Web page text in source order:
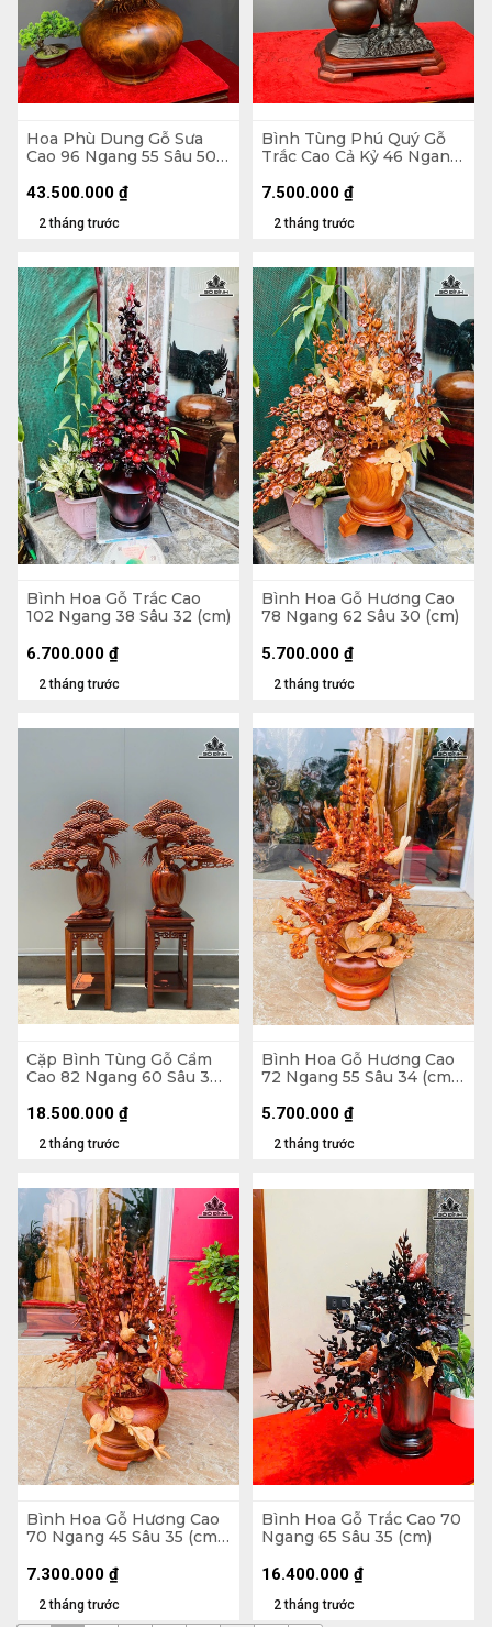
Hoa Phù Dung Gỗ Sưa
Cao 96 Ngang 55 Sâu 50
43 (cm)
2 tháng trước
43.500.000 ₫
Bình Tùng Phú Quý Gỗ
Trắc Cao Cả Kỷ 46 Ngang
4 - Đường Kính 12 (cm)
2 tháng trước
7.500.000 ₫
Bình Hoa Gỗ Trắc Cao
102 Ngang 38 Sâu 32 (cm)
2 tháng trước
6.700.000 ₫
Bình Hoa Gỗ Hương Cao
78 Ngang 62 Sâu 30 (cm)
2 tháng trước
5.700.000 ₫
Cặp Bình Tùng Gỗ Cẩm
Cao 82 Ngang 60 Sâu 30
2 tháng trước
18.500.000 ₫
Bình Hoa Gỗ Hương Cao
72 Ngang 55 Sâu 34 (cm)
2 tháng trước
5.700.000 ₫
Bình Hoa Gỗ Hương Cao
70 Ngang 45 Sâu 35 (cm)
2 tháng trước
7.300.000 ₫
Bình Hoa Gỗ Trắc Cao 70
Ngang 65 Sâu 35 (cm)
2 tháng trước
16.400.000 ₫